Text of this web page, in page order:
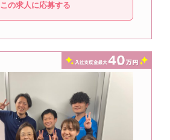
この求人に応募する